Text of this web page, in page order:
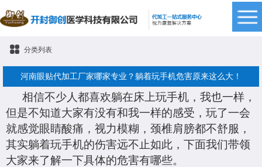
分类列表
河南眼贴代加工厂家哪家专业？躺着玩手机危害原来这么大！
相信不少人都喜欢躺在床上玩手机，我也一样，
但是不知道大家有没有和我一样的感受，玩了一会
就感觉眼睛酸痛，视力模糊，颈椎肩膀都不舒服，
其实躺着玩手机的伤害远不止如此，下面我们带领
大家来了解一下具体的危害有哪些。